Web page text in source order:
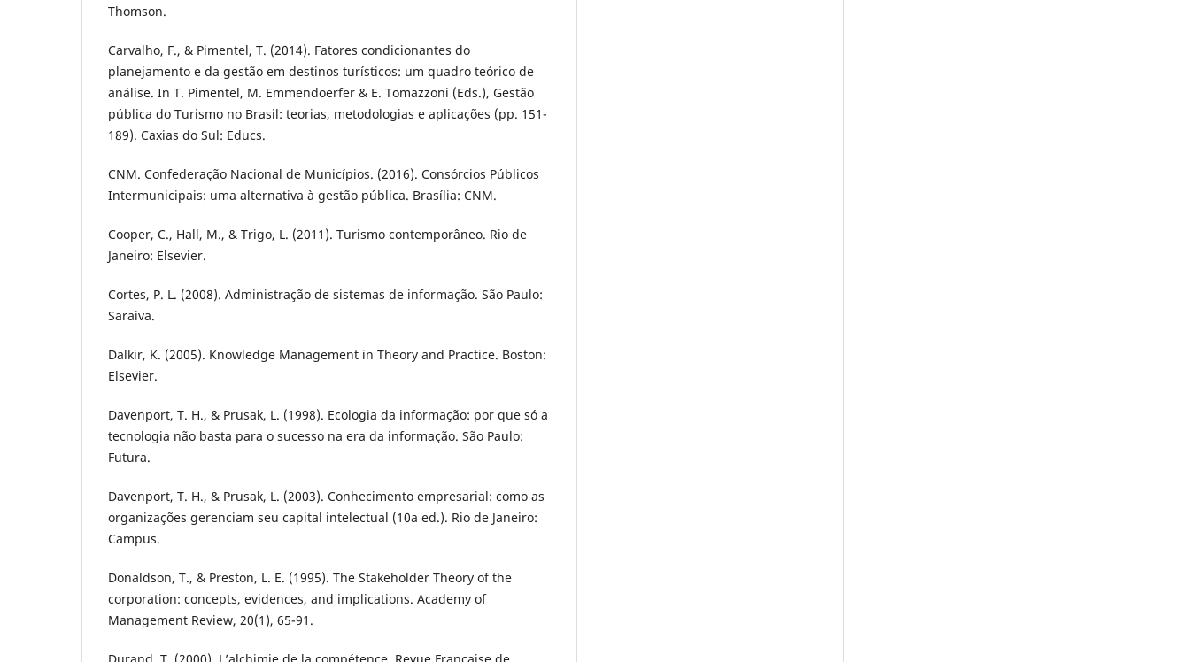
Thomson.
Carvalho, F., & Pimentel, T. (2014). Fatores condicionantes do
planejamento e da gestão em destinos turísticos: um quadro teórico de
análise. In T. Pimentel, M. Emmendoerfer & E. Tomazzoni (Eds.), Gestão
pública do Turismo no Brasil: teorias, metodologias e aplicações (pp. 151-
189). Caxias do Sul: Educs.
CNM. Confederação Nacional de Municípios. (2016). Consórcios Públicos
Intermunicipais: uma alternativa à gestão pública. Brasília: CNM.
Cooper, C., Hall, M., & Trigo, L. (2011). Turismo contemporâneo. Rio de
Janeiro: Elsevier.
Cortes, P. L. (2008). Administração de sistemas de informação. São Paulo:
Saraiva.
Dalkir, K. (2005). Knowledge Management in Theory and Practice. Boston:
Elsevier.
Davenport, T. H., & Prusak, L. (1998). Ecologia da informação: por que só a
tecnologia não basta para o sucesso na era da informação. São Paulo:
Futura.
Davenport, T. H., & Prusak, L. (2003). Conhecimento empresarial: como as
organizações gerenciam seu capital intelectual (10a ed.). Rio de Janeiro:
Campus.
Donaldson, T., & Preston, L. E. (1995). The Stakeholder Theory of the
corporation: concepts, evidences, and implications. Academy of
Management Review, 20(1), 65-91.